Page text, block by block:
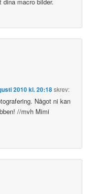
2010 kl. 20:18skrev:
Något ni kan
//mvh Mimi